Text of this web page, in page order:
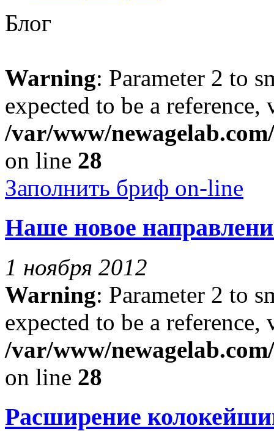
Блог
Warning: Parameter 2 to
expected to be a
/var/www/
on line 28
Заполнить бриф on-line
Наше новое
1 ноября 2012
Warning: Parameter 2 to
expected to be a
/var/www/
on line 28
Расширение